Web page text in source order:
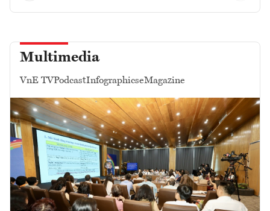
Multimedia
VnE TVPodcastInfographicseMagazine